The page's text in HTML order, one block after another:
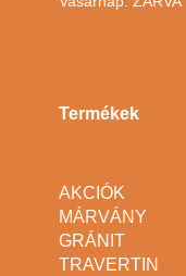
Termékek
AKCIÓK
MÁRVÁNY
GRÁNIT
TRAVERTIN